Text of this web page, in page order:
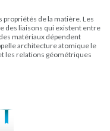
propriétés de la matière. Les
des liaisons qui existent entre
matériaux dépendent
architecture atomique le
les relations géométriques